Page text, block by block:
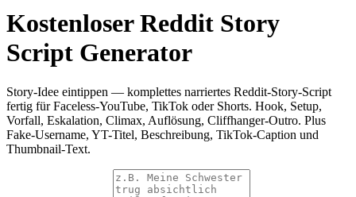
Kostenloser Reddit Story
Script Generator
Story-Idee eintippen — komplettes narriertes Reddit-Story-Script
fertig für Faceless-YouTube, TikTok oder Shorts. Hook, Setup,
Vorfall, Eskalation, Climax, Auflösung, Cliffhanger-Outro. Plus
Fake-Username, YT-Titel, Beschreibung, TikTok-Caption und
Thumbnail-Text.